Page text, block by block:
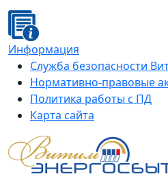
Информация
Служба безопасности
Нормативно-правовые
Политика работы с ПД
Карта сайта